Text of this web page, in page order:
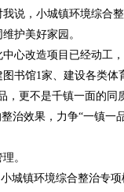
说，小城镇环境综合
护美好家园。
改造项目已经动工
书馆1家、建设各类
更不是千镇一面的同
治效果，力争“一镇一
。
镇环境综合整治专项